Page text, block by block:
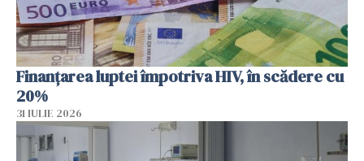
Finanțarea luptei împotriva HIV, în scădere cu
20%
31 IULIE 2026